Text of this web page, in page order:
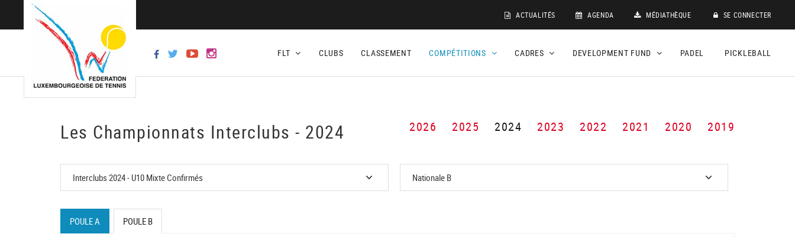
ACTUALITÉS AGENDA MÉDIATHÈQUE SE CONNECTER
FLT CLUBS CLASSEMENT COMPÉTITIONS CADRES DEVELOPMENT FUND PADEL PICKLEBALL
Les Championnats Interclubs - 2024 2026 2025 2024 2023 2022 2021 2020 2019
POULE A POULE B